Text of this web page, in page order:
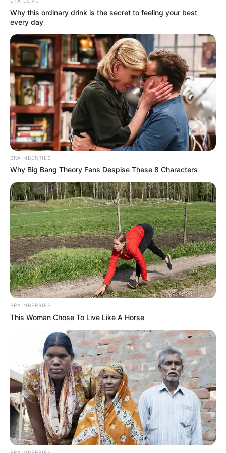
Why this ordinary drink is the secret to feeling your best
every day
BRAINBERRIES
Why Big Bang Theory Fans Despise These 8 Characters
BRAINBERRIES
This Woman Chose To Live Like A Horse